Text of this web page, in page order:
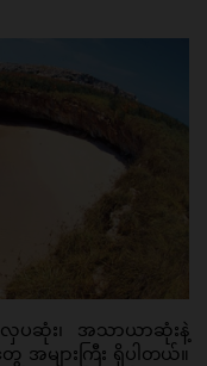
လှပဆုံး၊ အသာယာဆုံးနဲ့
အများကြီး ရှိပါတယ်။